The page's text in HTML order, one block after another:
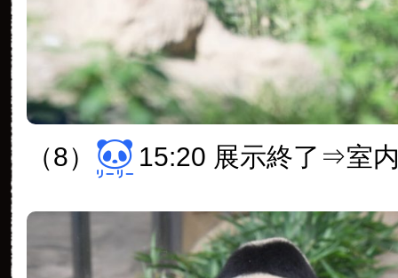
（8） 15:20 展示終了⇒室